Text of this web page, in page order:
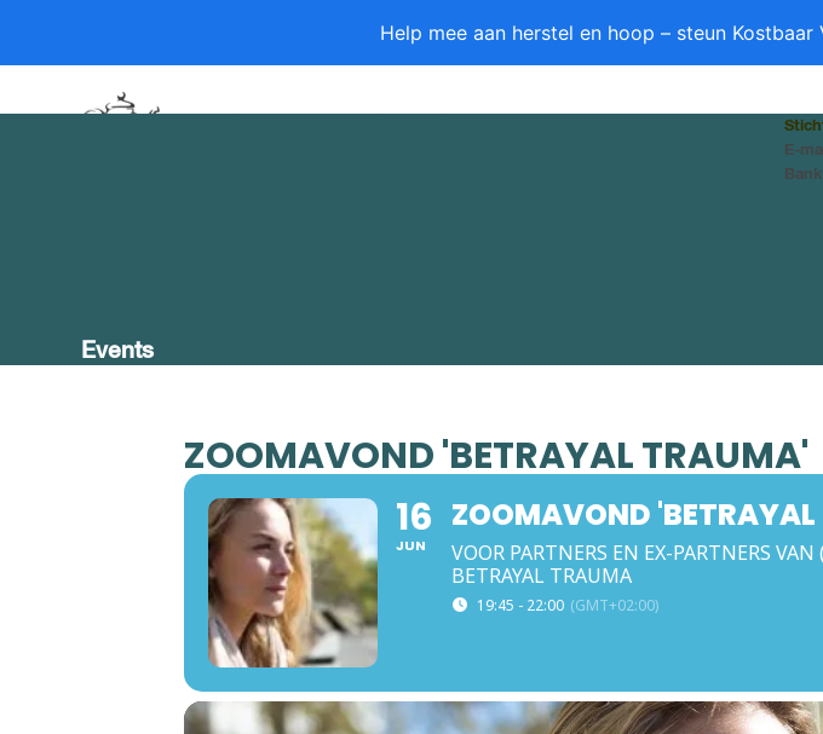
content
Help mee aan herstel en hoop – steun
E-
Events
ZOOMAVOND 'BETRAYAL TRAUMA'
16
JUN
ZOOMAVOND
VOOR PARTNERS EN EX-PARTNERS
BETRAYAL TRAUMA
19:45 - 22:00 (GMT+02:00)